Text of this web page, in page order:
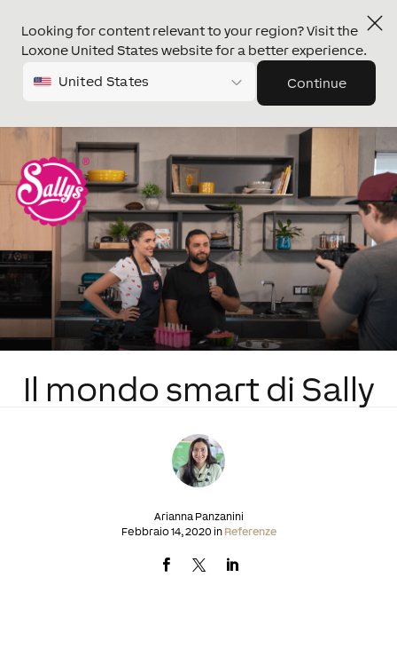
Looking for content relevant to your region? Visit the
Loxone United States website for a better experience.
United States Continue
Il mondo smart di Sally
Arianna Panzanini
Febbraio 14, 2020 in Referenze